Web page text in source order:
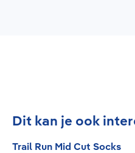
Productgalerij overslaan
Dit kan je ook
Trail Run Mid Cut Socks